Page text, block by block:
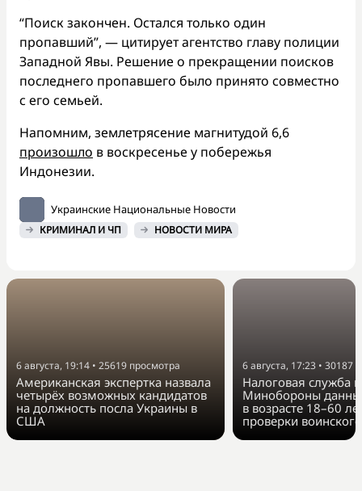
“Поиск закончен. Остался только один
пропавший”, — цитирует агентство главу полиции
Западной Явы. Решение о прекращении поисков
последнего пропавшего было принято совместно
с его семьей.
Напомним, землетрясение магнитудой 6,6
произошло в воскресенье у побережья
Индонезии.
Украинские Национальные Новости
КРИМИНАЛ И ЧП НОВОСТИ МИРА
6 августа, 19:14 • 25619 просмотра
Американская экспертка назвала
четырёх возможных кандидатов
на должность посла Украины в
США
6 августа, 17:23 • 30187
Налоговая служба
Минобороны
в возрасте 18–60
проверки